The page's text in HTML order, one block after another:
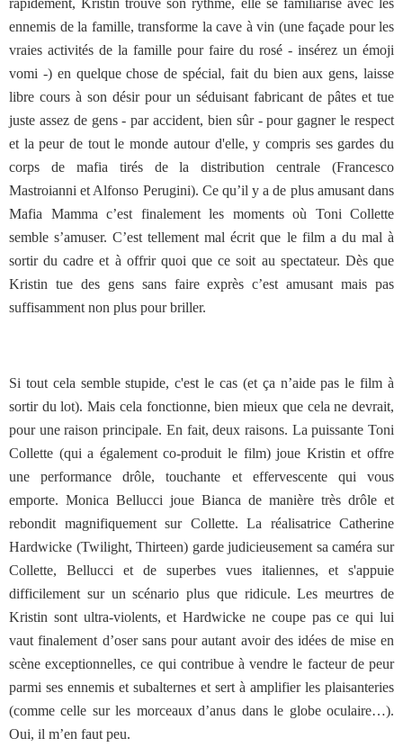
rapidement, Kristin trouve son rythme, elle se familiarise avec les
ennemis de la famille, transforme la cave à vin (une façade pour les
vraies activités de la famille pour faire du rosé - insérez un émoji
vomi -) en quelque chose de spécial, fait du bien aux gens, laisse
libre cours à son désir pour un séduisant fabricant de pâtes et tue
juste assez de gens - par accident, bien sûr - pour gagner le respect
et la peur de tout le monde autour d'elle, y compris ses gardes du
corps de mafia tirés de la distribution centrale (Francesco
Mastroianni et Alfonso Perugini). Ce qu’il y a de plus amusant dans
Mafia Mamma c’est finalement les moments où Toni Collette
semble s’amuser. C’est tellement mal écrit que le film a du mal à
sortir du cadre et à offrir quoi que ce soit au spectateur. Dès que
Kristin tue des gens sans faire exprès c’est amusant mais pas
suffisamment non plus pour briller.
Si tout cela semble stupide, c'est le cas (et ça n’aide pas le film à
sortir du lot). Mais cela fonctionne, bien mieux que cela ne devrait,
pour une raison principale. En fait, deux raisons. La puissante Toni
Collette (qui a également co-produit le film) joue Kristin et offre
une performance drôle, touchante et effervescente qui vous
emporte. Monica Bellucci joue Bianca de manière très drôle et
rebondit magnifiquement sur Collette. La réalisatrice Catherine
Hardwicke (Twilight, Thirteen) garde judicieusement sa caméra sur
Collette, Bellucci et de superbes vues italiennes, et s'appuie
difficilement sur un scénario plus que ridicule. Les meurtres de
Kristin sont ultra-violents, et Hardwicke ne coupe pas ce qui lui
vaut finalement d’oser sans pour autant avoir des idées de mise en
scène exceptionnelles, ce qui contribue à vendre le facteur de peur
parmi ses ennemis et subalternes et sert à amplifier les plaisanteries
(comme celle sur les morceaux d’anus dans le globe oculaire…).
Oui, il m’en faut peu.